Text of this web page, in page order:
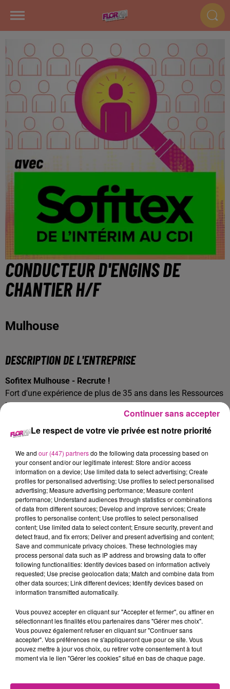
CONDUCTEUR D'ENGINS DE
CHANTIER H/F
Mulhouse
DESCRIPTION DE L'ENTREPRISE
Sofitex Mulhouse - Recrute !
Fort d'une expérience de plus de 35 ans dans les Ressources
Humaines, Sofitex est un réseau international de Travail
Temporaire et de Placement en CDI. Sofitex fonde sa
dynamique et son succès sur le professionnalisme de ses
DESCRIPTION DE L'OFFRE
Nous recrutons pour notre partenaire, acteur reconnu dans le
secteur desTravaux Publics , unConducteur d’Engins H/F
dans le cadre d’une mission longue durée.
🎯VOS MISSIONS :
Conduite et maniement des engins de chantier :
mini-
pelle, pelle, chargeur
Réalisation des travaux de terrassement, nivellement,
manutention et chargement
Respect des consignes de sécurité sur chantier
📍Conditions du poste :
Prise de poste :Immédiate
Le respect de votre vie privée est notre priorité
We and our (447) partnersdo the following data processing based on
your consent and/or our legitimate interest: Store and/or access
information on a device; Use limited data to select advertising; Create
profiles for personalised advertising; Use profiles to select personalised
advertising; Measure advertising performance; Measure content
performance; Understand audiences through statistics or combinations
of data from different sources; Develop and improve services; Create
profiles to personalise content; Use profiles to select personalised
content; Use limited data to select content; Ensure security, prevent and
detect fraud, and fix errors; Deliver and present advertising and content;
Save and communicate privacy choices. These technologies may
process personal data such as IP address and browsing data to offer
following functionalities: Identify devices based on information actively
requested; Use precise geolocation data; Match and combine data from
other data sources; Link different devices; Identify devices based on
information transmitted automatically.
Vous pouvez accepter en cliquant sur "Accepter et fermer", ou affiner en
sélectionnant les finalités et/ou partenaires dans "Gérer mes choix".
Vous pouvez également refuser en cliquant sur "Continuer sans
accepter". Vos préférences ne s'appliqueront que pour ce site. Vous
pouvez mettre à jour vos choix, ou retirer votre consentement à tout
moment via le lien "Gérer les cookies" situé en bas de chaque page.
Continuer sans accepter